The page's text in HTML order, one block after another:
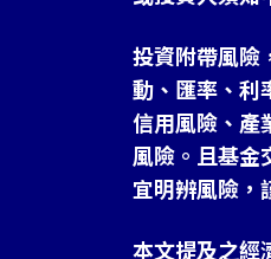
投資附帶風險
動、匯率、利
信用風險、產
風險。且基金
宜明辨風險，
本文提及之經